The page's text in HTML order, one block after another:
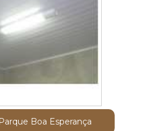
Boa Esperança